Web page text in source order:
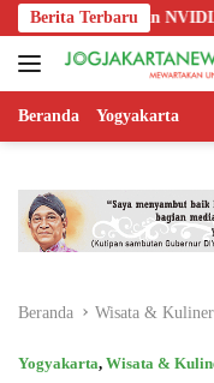
Langsung
ke
konten
Berita Terbaru
dan NVIDIA
Beranda Yogyakarta
Beranda Wisata & Kuliner
Yogyakarta, Wisata &